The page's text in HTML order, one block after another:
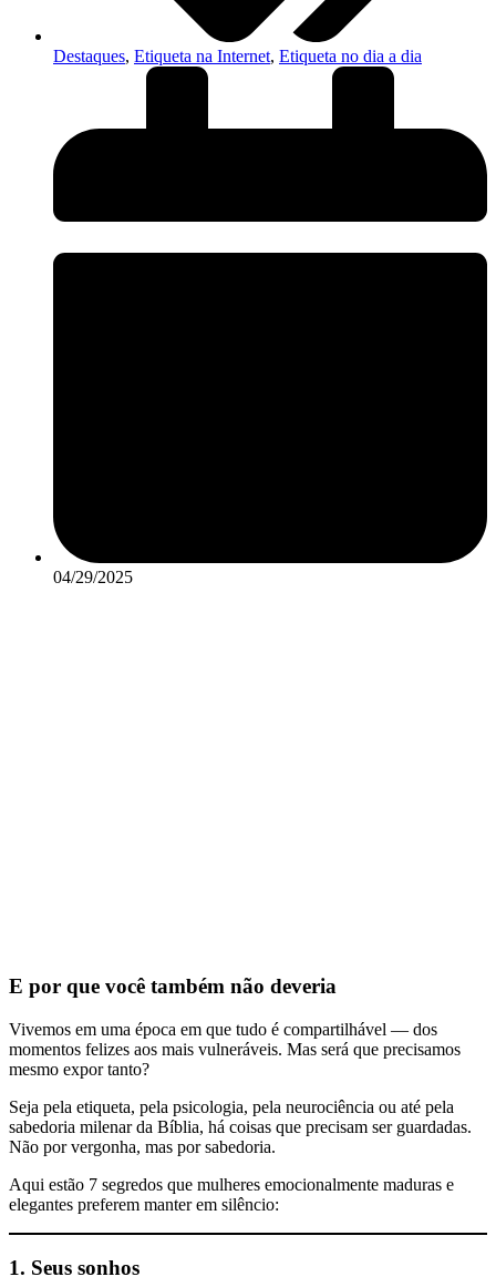
Destaques, Etiqueta na Internet, Etiqueta no dia a dia
04/29/2025
E por que você também não deveria
Vivemos em uma época em que tudo é compartilhável — dos
momentos felizes aos mais vulneráveis. Mas será que precisamos
mesmo expor tanto?
Seja pela etiqueta, pela psicologia, pela neurociência ou até pela
sabedoria milenar da Bíblia, há coisas que precisam ser guardadas.
Não por vergonha, mas por sabedoria.
Aqui estão 7 segredos que mulheres emocionalmente maduras e
elegantes preferem manter em silêncio:
1. Seus sonhos